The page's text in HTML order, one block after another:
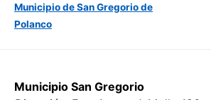
Municipio de San Gregorio de
Polanco
Municipio San Gregorio